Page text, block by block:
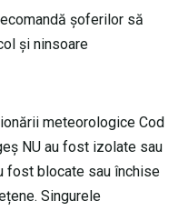
șoferilor să
şi ninsoare
meteorologice Cod
NU au fost izolate sau
fost blocate sau închise
Singurele